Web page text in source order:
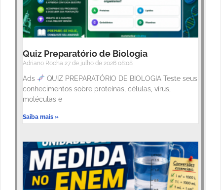
Quiz Preparatório de Biologia
Adriano Rocha 27 de julho de 2026 08:08
Ads
QUIZ PREPARATÓRIO DE BIOLOGIA Teste seus
conhecimentos sobre proteínas, células, vírus,
moléculas e
Saiba mais »